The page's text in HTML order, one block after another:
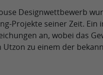
Designwettbewerb
Projekte seiner Zeit.
an, wobei das
zu einem der